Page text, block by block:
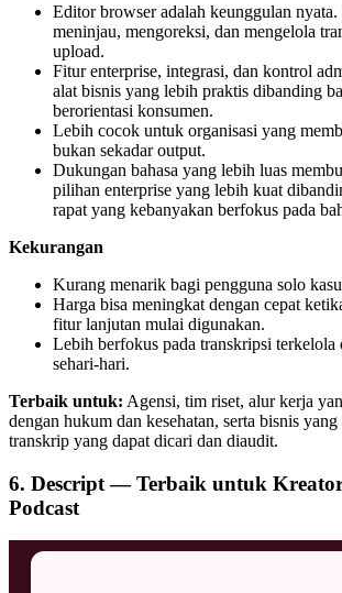
Editor browser adalah keunggulan
meninjau, mengoreksi, dan mengelola
upload.
Fitur enterprise, integrasi, dan kontrol
alat bisnis yang lebih praktis dibanding
berorientasi konsumen.
Lebih cocok untuk organisasi yang
bukan sekadar output.
Dukungan bahasa yang lebih luas
pilihan enterprise yang lebih kuat
rapat yang kebanyakan berfokus pada
Kekurangan
Kurang menarik bagi pengguna solo
Harga bisa meningkat dengan cepat
fitur lanjutan mulai digunakan.
Lebih berfokus pada transkripsi terkelola
sehari-hari.
Terbaik untuk: Agensi, tim riset, alur kerja
dengan hukum dan kesehatan, serta bisnis
transkrip yang dapat dicari dan diaudit.
6. Descript — Terbaik untuk
Podcast